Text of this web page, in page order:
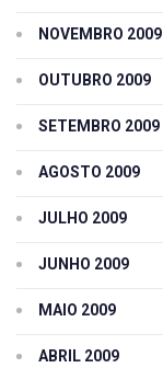
NOVEMBRO 2009
OUTUBRO 2009
SETEMBRO 2009
AGOSTO 2009
JULHO 2009
JUNHO 2009
MAIO 2009
ABRIL 2009